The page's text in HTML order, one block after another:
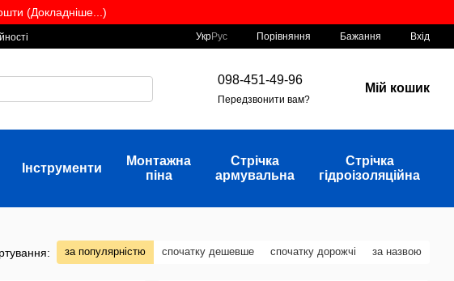
(Докладніше...)
УкрРус Порівняння Бажання Вхід
098-451-49-96
Передзвонити вам?
Мій кошик
Інструменти
Монтажна
піна
Стрічка
армувальна
Стрічка
гідроізоляційна
за популярністю спочатку дешевше спочатку дорожчі за назвою